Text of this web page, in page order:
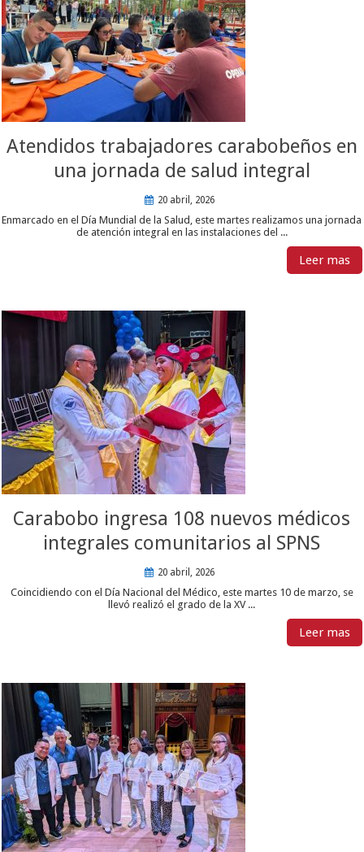
Atendidos trabajadores carabobeños en
una jornada de salud integral
20 abril, 2026
Enmarcado en el Día Mundial de la Salud, este martes realizamos una jornada
de atención integral en las instalaciones del ...
Leer mas
Carabobo ingresa 108 nuevos médicos
integrales comunitarios al SPNS
20 abril, 2026
Coincidiendo con el Día Nacional del Médico, este martes 10 de marzo, se
llevó realizó el grado de la XV ...
Leer mas